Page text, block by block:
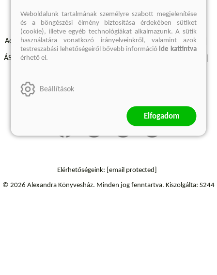
Adatvédelmi szabályzatok Elállási felmondási nyilatkozat
ÁSZF - Vásárlási feltételek
Elérhetőségeink: [email protected]
© 2026 Alexandra Könyvesház. Minden jog fenntartva. Kiszolgálta: S244
Weboldalunk tartalmának személyre szabott megjelenítése
és a böngészési élmény biztosítása érdekében sütiket
(cookie), illetve egyéb technológiákat alkalmazunk. A sütik
használatára vonatkozó irányelveinkről, valamint azok
testreszabási lehetőségeiről bővebb információide kattintva
érhető el.
Beállítások
Elfogadom